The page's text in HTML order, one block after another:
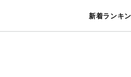
新着ランキ
暮らし ス